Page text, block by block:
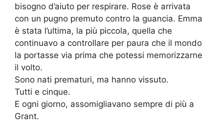
bisogno d’aiuto per respirare. Rose è arrivata
con un pugno premuto contro la guancia. Emma
è stata l’ultima, la più piccola, quella che
continuavo a controllare per paura che il mondo
la portasse via prima che potessi memorizzarne
il volto.
Sono nati prematuri, ma hanno vissuto.
Tutti e cinque.
E ogni giorno, assomigliavano sempre di più a
Grant.